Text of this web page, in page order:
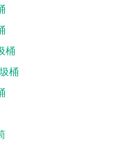
桶
桶